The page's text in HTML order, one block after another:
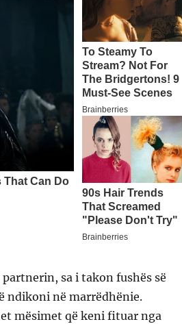
sa i takon fushës së
ndikoni në marrëdhënie.
mësimet që keni fituar nga